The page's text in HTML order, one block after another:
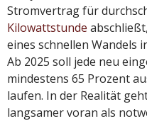
Stromvertrag für
Kilowattstunde
eines schnellen Wandels
Ab 2025 soll jede neu
mindestens 65 Prozent
laufen. In der Realität
langsamer voran als